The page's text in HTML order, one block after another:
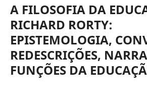
A FILOSOFIA DA
RICHARD RORTY:
EPISTEMOLOGIA,
REDESCRIÇÕES,
FUNÇÕES DA